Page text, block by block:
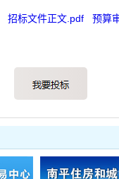
招标文件正文.pdf 预算